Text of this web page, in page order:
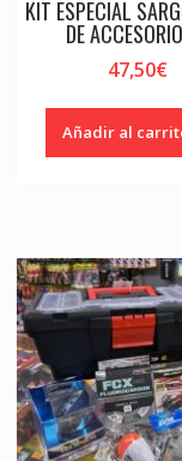
KIT ESPECIAL
DE
47,50€
Añadir al